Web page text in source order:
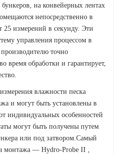
на конвейерных лентах
непосредственно в
25 измерений в секунду. Эти
управления процессом в
точно
время обработки и гарантирует,
влажности песка
и могут быть установлены в
индивидуальных особенностей
могут быть получены путем
или под затвором. Самый
монтажа — Hydro-Probe II ,